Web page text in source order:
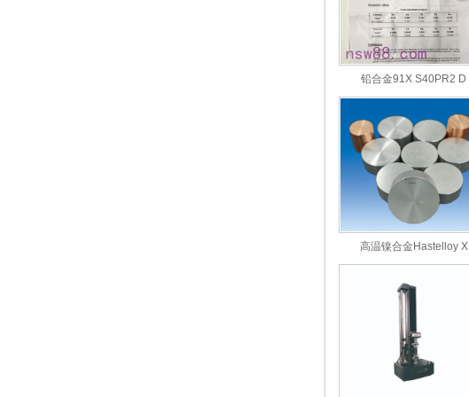
铅合金91X S40PR2 D
高温镍合金Hastelloy X